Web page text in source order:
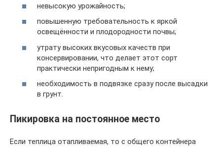
невысокую урожайность;
повышенную требовательность к яркой
освещённости и плодородности почвы;
утрату высоких вкусовых качеств при
консервировании, что делает этот сорт
практически непригодным к нему;
необходимость в подвязке сразу после высадки
в грунт.
Пикировка на постоянное место
Если теплица отапливаемая, то с общего контейнера